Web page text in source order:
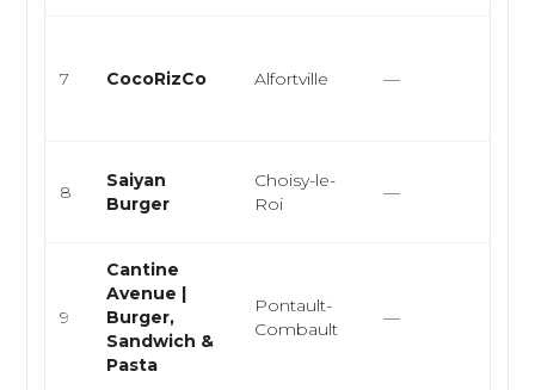
7 CocoRizCo Alfortville —
8
Saiyan
Burger
Choisy-le-
Roi
—
9
Cantine
Avenue |
Burger,
Sandwich &
Pasta
Pontault-
Combault
—